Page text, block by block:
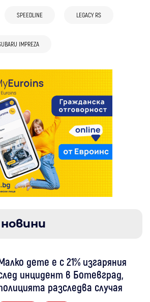
SPEEDLINE LEGACY RS
IMPREZA
дете е с 21% изгаряния
инцидент в Ботевград,
разследва случая